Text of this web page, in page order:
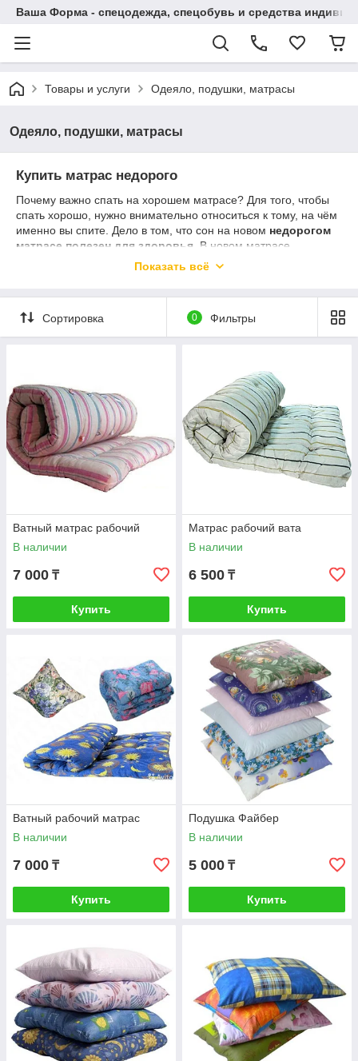
Ваша Форма - спецодежда, спецобувь и средства
Товары и услуги Одеяло, подушки, матрасы
Одеяло, подушки, матрасы
Купить матрас недорого
Почему важно спать на хорошем матрасе? Для того, чтобы
спать хорошо, нужно внимательно относиться к тому, на чём
именно вы спите. Дело в том, что сон на новом недорогом
матрасе полезен для здоровья . В новом матрасе,
купленном в интернет-магазине недорого нет
самочувствие и качество сна.
Показать всё
Сортировка 0 Фильтры
Ватный матрас рабочий
В наличии
7 000 ₸
Купить
Матрас рабочий вата
В наличии
6 500 ₸
Купить
Ватный рабочий матрас
В наличии
7 000 ₸
Купить
Подушка Файбер
В наличии
5 000 ₸
Купить